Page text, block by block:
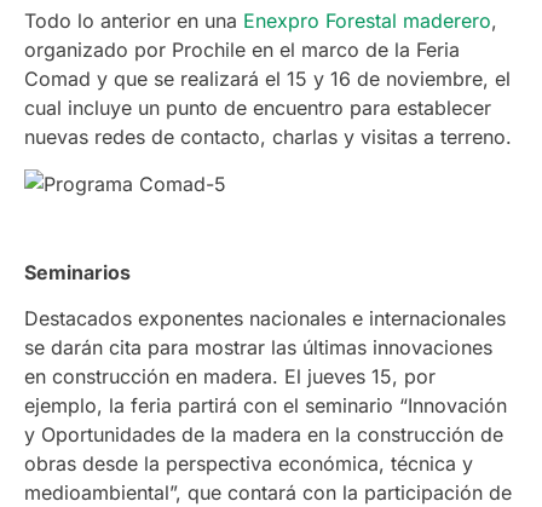
Todo lo anterior en una Enexpro Forestal maderero,
organizado por Prochile en el marco de la Feria
Comad y que se realizará el 15 y 16 de noviembre, el
cual incluye un punto de encuentro para establecer
nuevas redes de contacto, charlas y visitas a terreno.
Seminarios
Destacados exponentes nacionales e internacionales
se darán cita para mostrar las últimas innovaciones
en construcción en madera. El jueves 15, por
ejemplo, la feria partirá con el seminario “Innovación
y Oportunidades de la madera en la construcción de
obras desde la perspectiva económica, técnica y
medioambiental”, que contará con la participación de